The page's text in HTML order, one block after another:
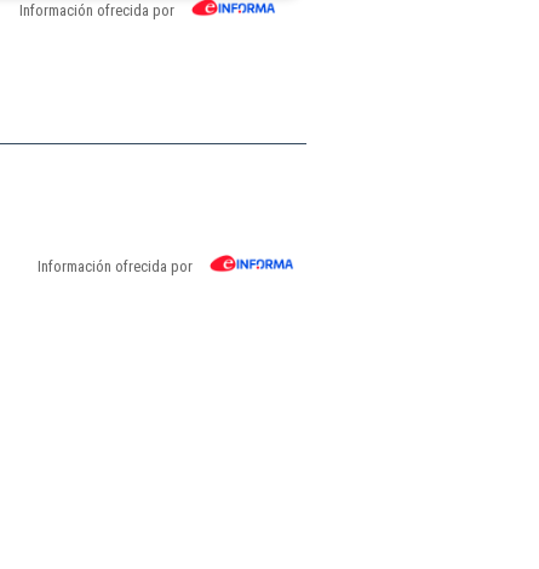
Información ofrecida por
Información ofrecida por